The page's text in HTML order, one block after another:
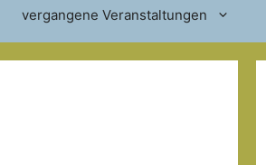
vergangene Veranstaltungen